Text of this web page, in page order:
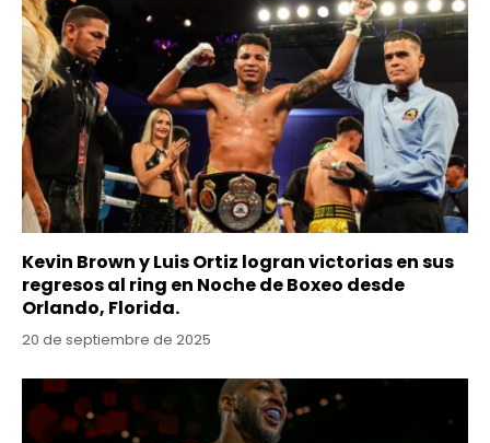
Kevin Brown y Luis Ortiz logran victorias en sus
regresos al ring en Noche de Boxeo desde
Orlando, Florida.
20 de septiembre de 2025